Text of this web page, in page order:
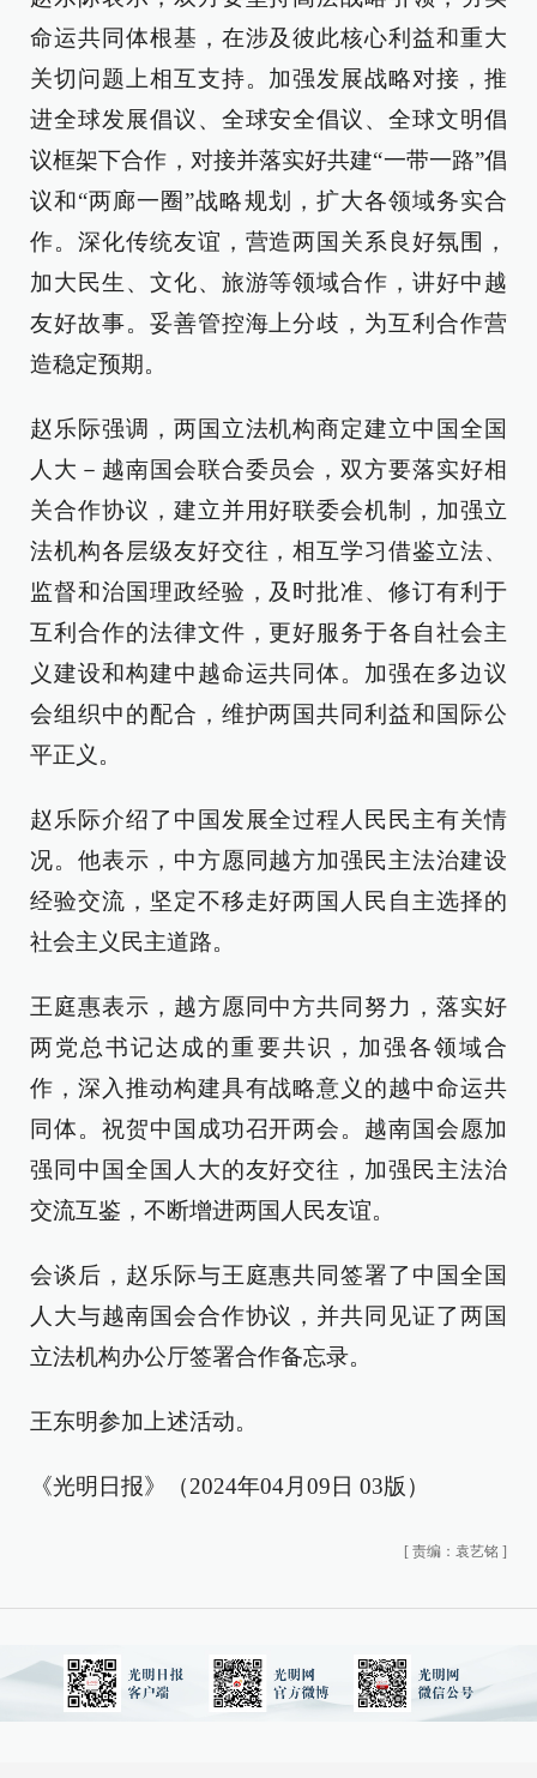
命运共同体根基，在涉及彼此核心利益和重大
关切问题上相互支持。加强发展战略对接，推
进全球发展倡议、全球安全倡议、全球文明倡
议框架下合作，对接并落实好共建“一带一路”倡
议和“两廊一圈”战略规划，扩大各领域务实合
作。深化传统友谊，营造两国关系良好氛围，
加大民生、文化、旅游等领域合作，讲好中越
友好故事。妥善管控海上分歧，为互利合作营
造稳定预期。
赵乐际强调，两国立法机构商定建立中国全国
人大－越南国会联合委员会，双方要落实好相
关合作协议，建立并用好联委会机制，加强立
法机构各层级友好交往，相互学习借鉴立法、
监督和治国理政经验，及时批准、修订有利于
互利合作的法律文件，更好服务于各自社会主
义建设和构建中越命运共同体。加强在多边议
会组织中的配合，维护两国共同利益和国际公
平正义。
赵乐际介绍了中国发展全过程人民民主有关情
况。他表示，中方愿同越方加强民主法治建设
经验交流，坚定不移走好两国人民自主选择的
社会主义民主道路。
王庭惠表示，越方愿同中方共同努力，落实好
两党总书记达成的重要共识，加强各领域合
作，深入推动构建具有战略意义的越中命运共
同体。祝贺中国成功召开两会。越南国会愿加
强同中国全国人大的友好交往，加强民主法治
交流互鉴，不断增进两国人民友谊。
会谈后，赵乐际与王庭惠共同签署了中国全国
人大与越南国会合作协议，并共同见证了两国
立法机构办公厅签署合作备忘录。
王东明参加上述活动。
《光明日报》（2024年04月09日 03版）
[ 责编：袁艺铭 ]